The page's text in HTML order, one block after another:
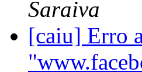
Saraiva
[caiu] Erro